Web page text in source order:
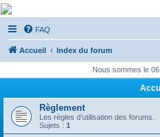
De Musicae Militari -
Forums
Forums de discussions
FAQ
Accueil Index du forum
Nous sommes le
Règlement
Les règles d’utilisation des forums.
Sujets : 1